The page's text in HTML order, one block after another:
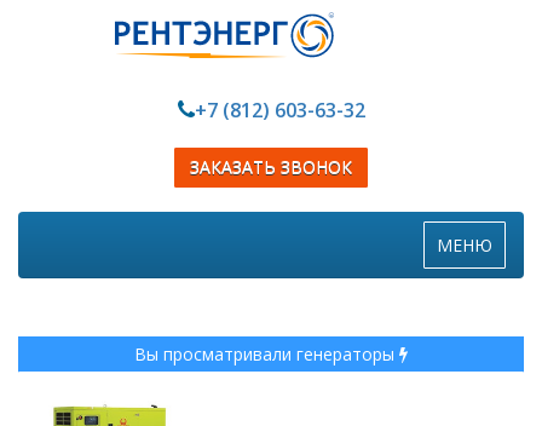
+7 (812) 603-63-32
ЗАКАЗАТЬ ЗВОНОК
Toggle
navigation
МЕНЮ
Вы просматривали генераторы